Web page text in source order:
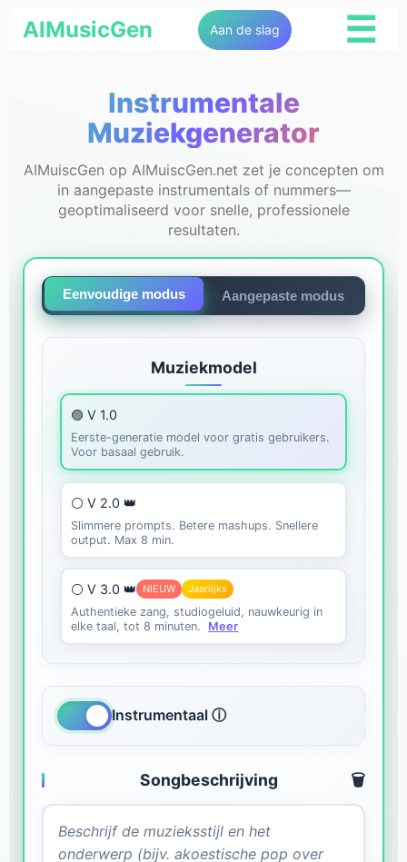
AIMusicGen Aan de slag ☰
Instrumentale
Muziekgenerator
AIMuiscGen op AIMuiscGen.net zet je concepten om
in aangepaste instrumentals of nummers—
geoptimaliseerd voor snelle, professionele
resultaten.
Eenvoudige modus Aangepaste modus
Muziekmodel
🟣 V 1.0
Eerste-generatie model voor gratis gebruikers.
Voor basaal gebruik.
⚪ V 2.0 👑
Slimmere prompts. Betere mashups. Snellere
output. Max 8 min.
⚪ V 3.0 👑 NIEUW Jaarlijks
Authentieke zang, studiogeluid, nauwkeurig in
elke taal, tot 8 minuten.
Meer
Instrumentaal ⓘ
Songbeschrijving 🗑️